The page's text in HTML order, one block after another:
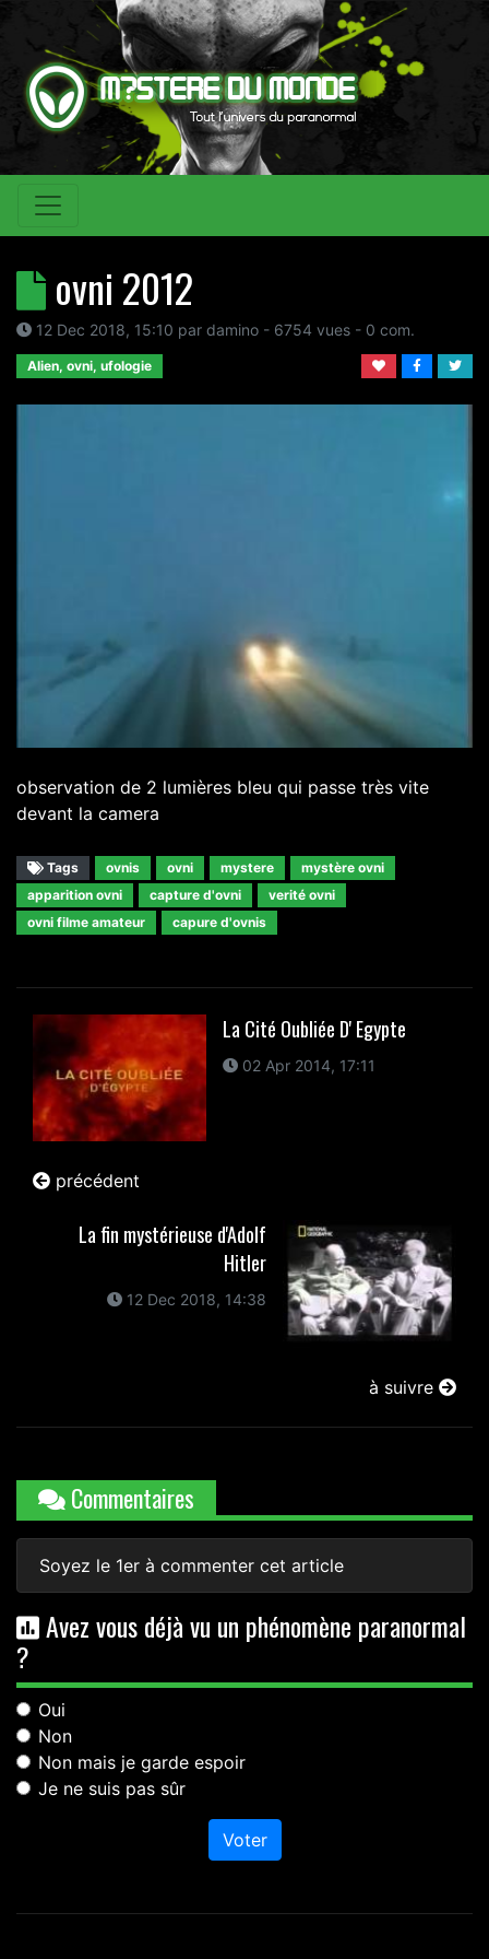
ovni 2012
12 Dec 2018, 15:10 par damino - 6754 vues - 0 com.
Alien, ovni, ufologie
observation de 2 lumières bleu qui passe très vite
devant la camera
Tags ovnis ovni mystere
mystère ovni
apparition ovni
capture d'ovni
verité ovni
ovni filme amateur
capure d'ovnis
La Cité Oubliée D' Egypte
02 Apr 2014, 17:11
précédent
La fin mystérieuse d'Adolf
Hitler
12 Dec 2018, 14:38
à suivre
Commentaires
Soyez le 1er à commenter cet article
Avez vous déjà vu un phénomène paranormal
?
Oui
Non
Non mais je garde espoir
Je ne suis pas sûr
Voter